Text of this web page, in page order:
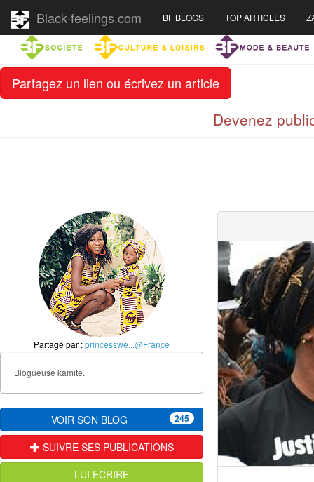
Partagez un lien ou écrivez un article
Black-feelings.com BF BLOGS TOP ARTICLES
Devenez
Partagé par :princesswe...@France
Blogueuse kamite.
VOIR SON BLOG 245
SUIVRE SES PUBLICATIONS
LUI ECRIRE